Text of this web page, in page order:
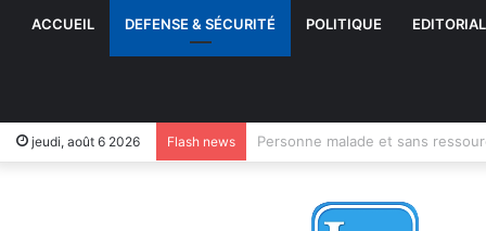
ACCUEIL DEFENSE & SÉCURITÉ POLITIQUE EDITORIAL
jeudi, août 6 2026 Flash news